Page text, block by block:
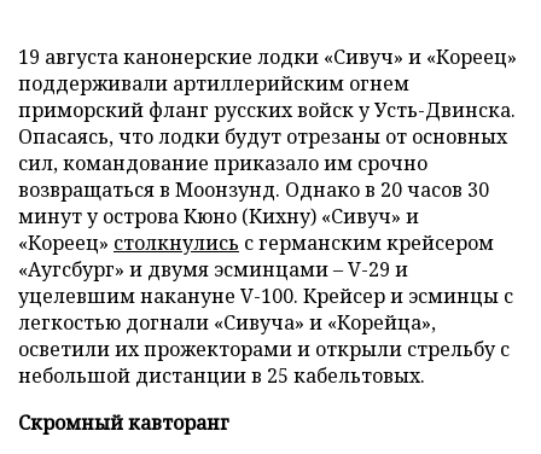
19 августа канонерские лодки «Сивуч» и «Кореец»
поддерживали артиллерийским огнем
приморский фланг русских войск у Усть-Двинска.
Опасаясь, что лодки будут отрезаны от основных
сил, командование приказало им срочно
возвращаться в Моонзунд. Однако в 20 часов 30
минут у острова Кюно (Кихну) «Сивуч» и
«Кореец» столкнулись с германским крейсером
«Аугсбург» и двумя эсминцами – V-29 и
уцелевшим накануне V-100. Крейсер и эсминцы с
легкостью догнали «Сивуча» и «Корейца»,
осветили их прожекторами и открыли стрельбу с
небольшой дистанции в 25 кабельтовых.
Скромный кавторанг